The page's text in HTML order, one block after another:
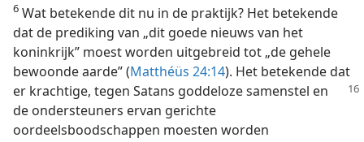
6 Wat betekende dit nu in de praktijk? Het betekende
dat de prediking van „dit goede nieuws van het
koninkrijk” moest worden uitgebreid tot „de gehele
bewoonde aarde” (Matthéüs 24:14). Het betekende dat
er krachtige, tegen Satans goddeloze samenstel en
de ondersteuners ervan gerichte
oordeelsboodschappen moesten worden